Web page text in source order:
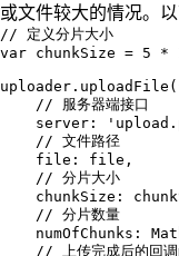
或文件较大的情况。以
// 定义分片大小
var chunkSize = 5 *
// 服务器端接口
server:
// 文件路径
file: file,
// 分片大小
chunkSize:
// 分片数量
numOfChunks:
// 上传完成后的回调